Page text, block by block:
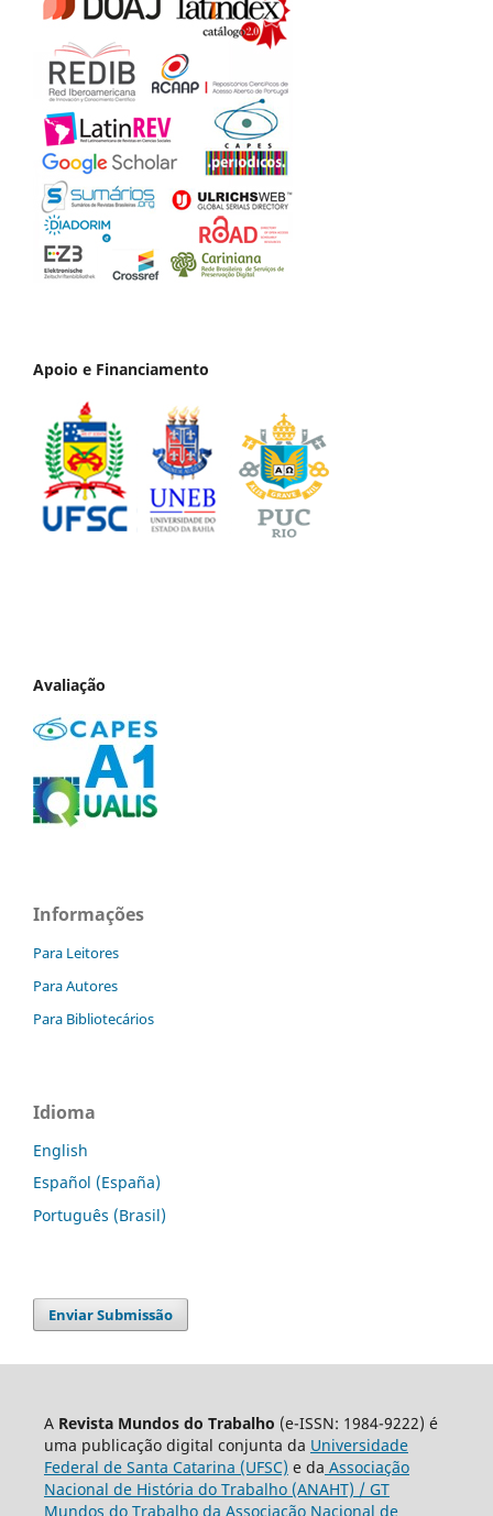
Apoio e Financiamento
Avaliação
Informações
Para Leitores
Para Autores
Para Bibliotecários
Idioma
English
Español (España)
Português (Brasil)
Enviar Submissão
A Revista Mundos do Trabalho (e-ISSN: 1984-9222) é
uma publicação digital conjunta da Universidade
Federal de Santa Catarina (UFSC) e da Associação
Nacional de História do Trabalho (ANAHT) / GT
Mundos do Trabalho da Associação Nacional de